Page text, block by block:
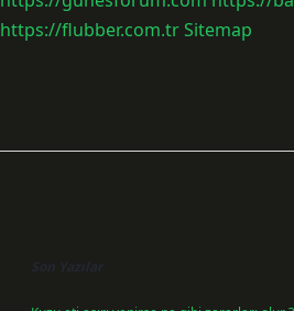
https://flubber.com.trSitemap
Son Yazılar